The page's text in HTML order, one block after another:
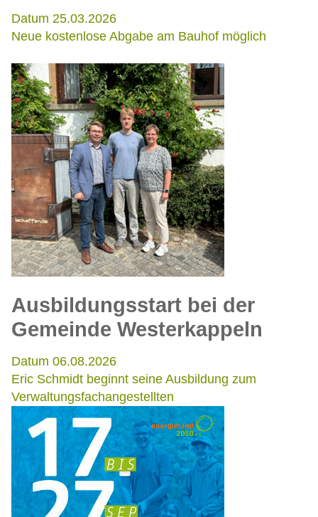
Datum 25.03.2026
Neue kostenlose Abgabe am Bauhof möglich
Ausbildungsstart bei der
Gemeinde Westerkappeln
Datum 06.08.2026
Eric Schmidt beginnt seine Ausbildung zum
Verwaltungsfachangestellten